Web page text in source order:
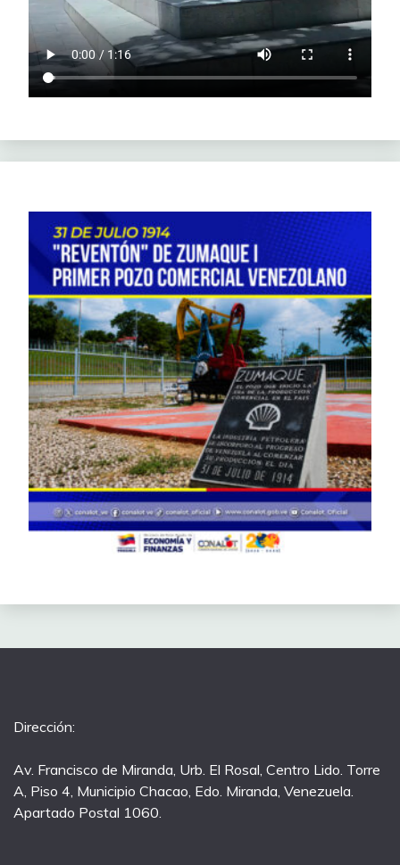
Dirección:
Av. Francisco de Miranda, Urb. El Rosal, Centro Lido. Torre
A, Piso 4, Municipio Chacao, Edo. Miranda, Venezuela.
Apartado Postal 1060.